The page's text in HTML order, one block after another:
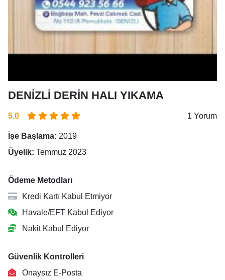
DENİZLİ DERİN HALI YIKAMA
5.0 1 Yorum
İşe Başlama: 2019
Üyelik: Temmuz 2023
Ödeme Metodları
Kredi Kartı Kabul Etmiyor
Havale/EFT Kabul Ediyor
Nakit Kabul Ediyor
Güvenlik Kontrolleri
Onaysız E-Posta